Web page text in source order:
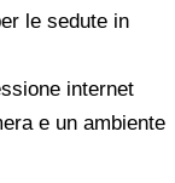
le sedute in
internet
e un ambiente